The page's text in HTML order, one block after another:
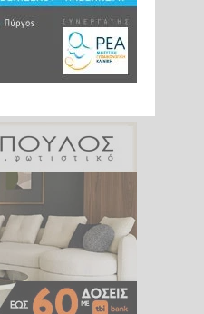
ΓΑΛΑΖΙΑ ΠΑΤΡΙΔΑ